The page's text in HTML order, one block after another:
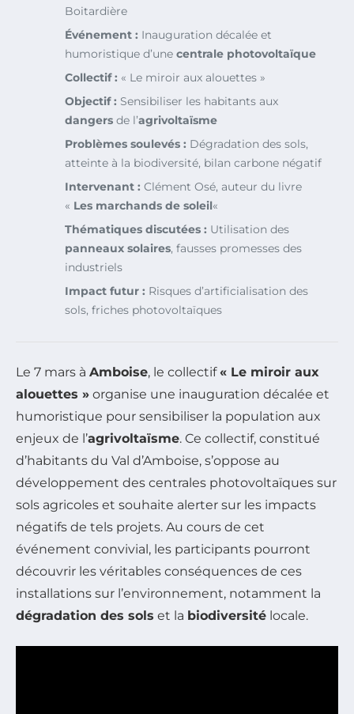
Boitardière
Événement : Inauguration décalée et
humoristique d’une centrale photovoltaïque
Collectif : « Le miroir aux alouettes »
Objectif : Sensibiliser les habitants aux
dangers de l’agrivoltaïsme
Problèmes soulevés : Dégradation des sols,
atteinte à la biodiversité, bilan carbone négatif
Intervenant : Clément Osé, auteur du livre
« Les marchands de soleil«
Thématiques discutées : Utilisation des
panneaux solaires, fausses promesses des
industriels
Impact futur : Risques d’artificialisation des
sols, friches photovoltaïques
Le 7 mars à Amboise, le collectif« Le miroir aux
alouettes » organise une inauguration décalée et
humoristique pour sensibiliser la population aux
enjeux de l’agrivoltaïsme. Ce collectif, constitué
d’habitants du Val d’Amboise, s’oppose au
développement des centrales photovoltaïques sur
sols agricoles et souhaite alerter sur les impacts
négatifs de tels projets. Au cours de cet
événement convivial, les participants pourront
découvrir les véritables conséquences de ces
installations sur l’environnement, notamment la
dégradation des sols et la biodiversité locale.